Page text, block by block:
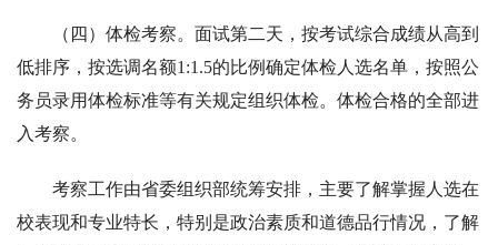
（四）体检考察。面试第二天，按考试综合成绩从高到
低排序，按选调名额1:1.5的比例确定体检人选名单，按照公
务员录用体检标准等有关规定组织体检。体检合格的全部进
入考察。
考察工作由省委组织部统筹安排，主要了解掌握人选在
校表现和专业特长，特别是政治素质和道德品行情况，了解